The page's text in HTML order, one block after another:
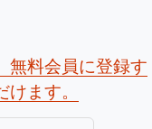
無料会員に登録す
ます。